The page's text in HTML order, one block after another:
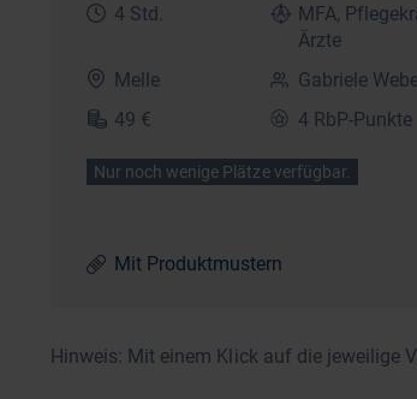
4 Std.
MFA,
Ärzte
Melle
Gabriele
49 €
4 RbP-Punkte
Nur noch wenige Plätze verfügbar.
Mit Produktmustern
Hinweis: Mit einem Klick auf die jeweilige